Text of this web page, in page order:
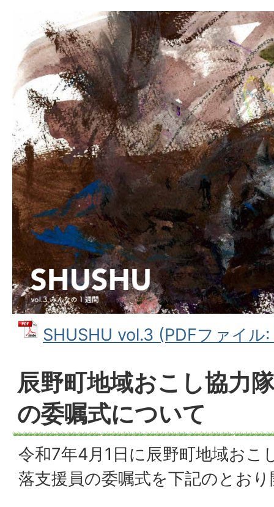
SHUSHU vol.3 (PDFファイル
辰野町地域おこし協力
の委嘱式について
令和7年4月1日に辰野町地域おこ
落支援員の委嘱式を下記のとお